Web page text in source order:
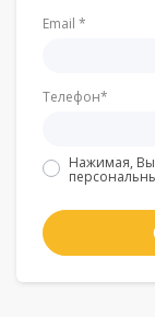
Email *
Телефон*
Нажимая, Вы